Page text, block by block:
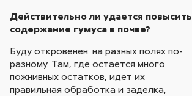
Действительно ли удается повысить
содержание гумуса в почве?
Буду откровенен: на разных полях по-
разному. Там, где остается много
пожнивных остатков, идет их
правильная обработка и заделка,